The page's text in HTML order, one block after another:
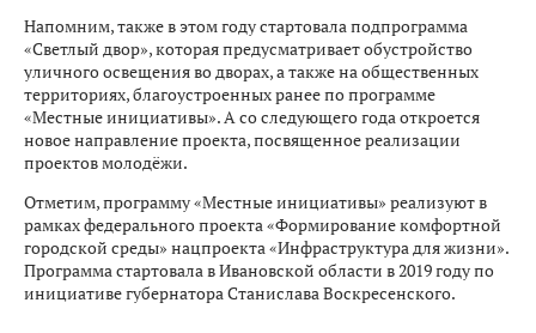
Напомним, также в этом году стартовала подпрограмма
«Светлый двор», которая предусматривает обустройство
уличного освещения во дворах, а также на общественных
территориях, благоустроенных ранее по программе
«Местные инициативы». А со следующего года откроется
новое направление проекта, посвященное реализации
проектов молодёжи.
Отметим, программу «Местные инициативы» реализуют в
рамках федерального проекта «Формирование комфортной
городской среды» нацпроекта «Инфраструктура для жизни».
Программа стартовала в Ивановской области в 2019 году по
инициативе губернатора Станислава Воскресенского.